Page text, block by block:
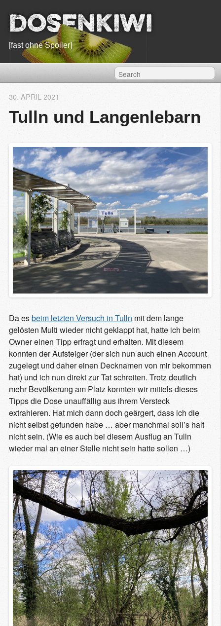
Dosenkiwi
[fast ohne Spoiler]
Tulln und Langenlebarn
30. APRIL 2021
Da esbeim letzten Versuch in Tulln mit dem lange
gelösten Multi wieder nicht geklappt hat, hatte ich beim
Owner einen Tipp erfragt und erhalten. Mit diesem
konnten der Aufsteiger (der sich nun auch einen Account
zugelegt und daher einen Decknamen von mir bekommen
hat) und ich nun direkt zur Tat schreiten. Trotz deutlich
mehr Bevölkerung am Platz konnten wir mittels dieses
Tipps die Dose unauffällig aus ihrem Versteck
extrahieren. Hat mich dann doch geärgert, dass ich die
nicht selbst gefunden habe … aber manchmal soll’s halt
nicht sein. (Wie es auch bei diesem Ausflug an Tulln
wieder mal an einer Stelle nicht sein hatte sollen …)